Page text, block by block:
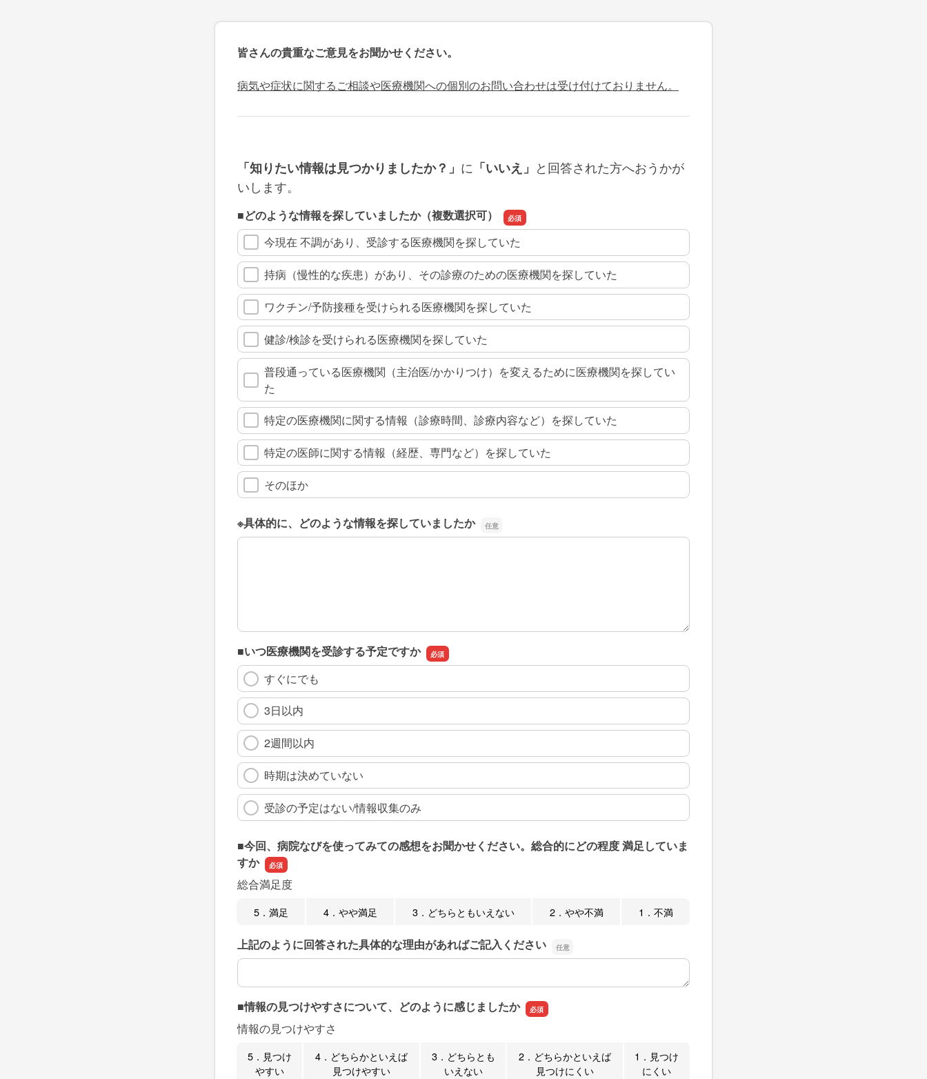
皆さんの貴重なご意見をお聞かせください。
病気や症状に関するご相談や医療機関への個別のお問い合わせは受け付けておりません。
「知りたい情報は見つかりましたか？」 に 「いいえ」 と回答された方へおうかが
いします。
■どのような情報を探していましたか（複数選択可）
今現在 不調があり、受診する医療機関を探していた
持病（慢性的な疾患）があり、その診療のための医療機関を探していた
ワクチン/予防接種を受けられる医療機関を探していた
健診/検診を受けられる医療機関を探していた
普段通っている医療機関（主治医/かかりつけ）を変えるために医療機関を探してい
た
特定の医療機関に関する情報（診療時間、診療内容など）を探していた
特定の医師に関する情報（経歴、専門など）を探していた
そのほか
※具体的に、どのような情報を探していましたか
※具体的に、どのような情報を探していましたか
■いつ医療機関を受診する予定ですか
すぐにでも
3日以内
2週間以内
時期は決めていない
受診の予定はない/情報収集のみ
■今回、病院なびを使ってみての感想をお聞かせください。総合的にどの程度 満足していま
すか
総合満足度
5．満足 4．やや満足 3．どちらともいえない 2．やや不満 1．不満
上記のように回答された具体的な理由があればご記入ください
上記のように回答された具体的な理由があればご記入ください
■情報の見つけやすさについて、どのように感じましたか
情報の見つけやすさ
5．見つけ
やすい
4．どちらかといえば
見つけやすい
3．どちらとも
いえない
2．どちらかといえば
見つけにくい
1．見つけ
にくい